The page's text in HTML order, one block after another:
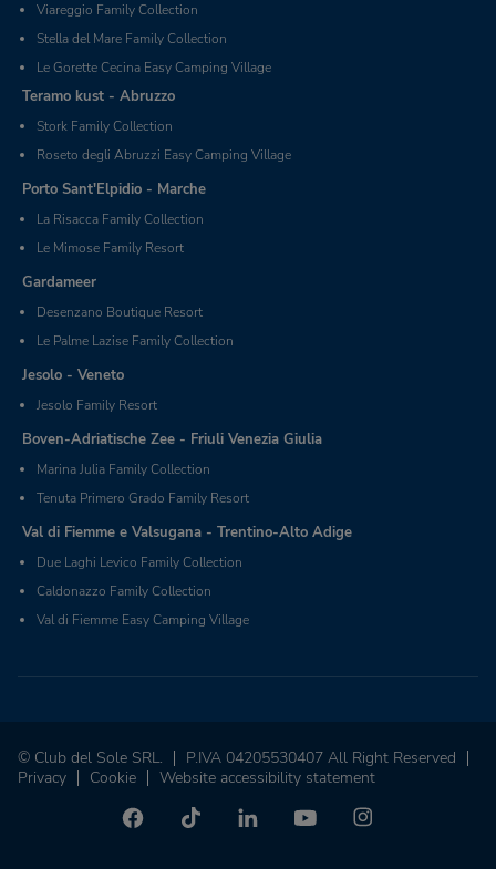
Viareggio Family Collection
Stella del Mare Family Collection
Le Gorette Cecina Easy Camping Village
Teramo kust - Abruzzo
Stork Family Collection
Roseto degli Abruzzi Easy Camping Village
Porto Sant'Elpidio - Marche
La Risacca Family Collection
Le Mimose Family Resort
Gardameer
Desenzano Boutique Resort
Le Palme Lazise Family Collection
Jesolo - Veneto
Jesolo Family Resort
Boven-Adriatische Zee - Friuli Venezia Giulia
Marina Julia Family Collection
Tenuta Primero Grado Family Resort
Val di Fiemme e Valsugana - Trentino-Alto Adige
Due Laghi Levico Family Collection
Caldonazzo Family Collection
Val di Fiemme Easy Camping Village
© Club del Sole SRL.
P.IVA 04205530407 All Right Reserved
Privacy
Cookie Website accessibility statement